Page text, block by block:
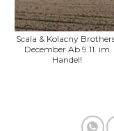
Scala & Kolacny
December Ab 9.11. im
Handel!